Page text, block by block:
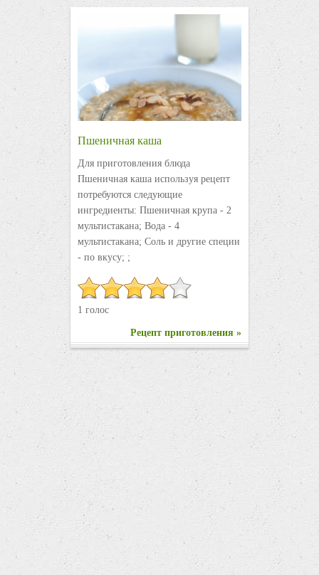
Пшеничная каша
Для приготовления блюда
Пшеничная каша используя рецепт
потребуются следующие
ингредиенты: Пшеничная крупа - 2
мультистакана; Вода - 4
мультистакана; Соль и другие специи
- по вкусу; ;
1 голос
Рецепт приготовления »